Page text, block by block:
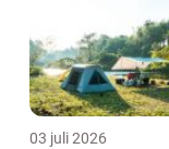
03 juli 2026